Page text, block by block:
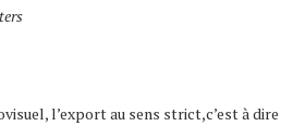
l’export au sens strict,c’est à dire